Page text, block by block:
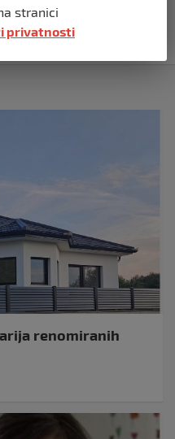
renomiranih
stranici
privatnosti